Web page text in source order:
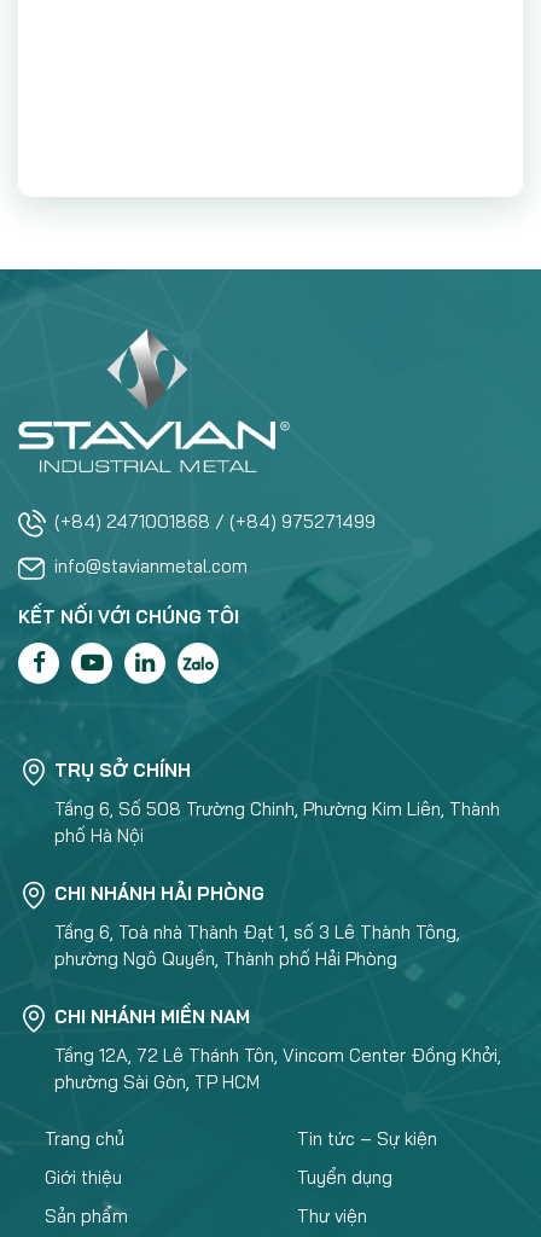
(+84) 2471001868 / (+84) 975271499
info@stavianmetal.com
KẾT NỐI VỚI CHÚNG TÔI
TRỤ SỞ CHÍNH
Tầng 6, Số 508 Trường Chinh, Phường Kim Liên, Thành
phố Hà Nội
CHI NHÁNH HẢI PHÒNG
Tầng 6, Toà nhà Thành Đạt 1, số 3 Lê Thành Tông,
phường Ngô Quyền, Thành phố Hải Phòng
CHI NHÁNH MIỀN NAM
Tầng 12A, 72 Lê Thánh Tôn, Vincom Center Đồng Khởi,
phường Sài Gòn, TP HCM
Trang chủ
Giới thiệu
Sản phẩm
Tin tức – Sự kiện
Tuyển dụng
Thư viện